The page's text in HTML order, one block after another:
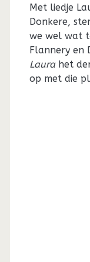
Met liedje
Donkere,
we wel wat
Flannery en
Laurahet
op met die